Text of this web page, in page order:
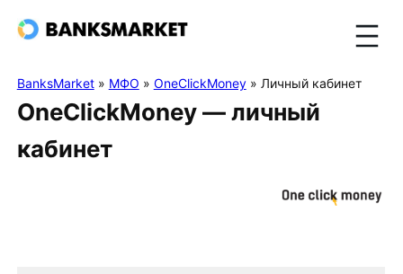
BanksMarket» МФО » OneClickMoney» Личный кабинет
OneClickMoney — личный
кабинет